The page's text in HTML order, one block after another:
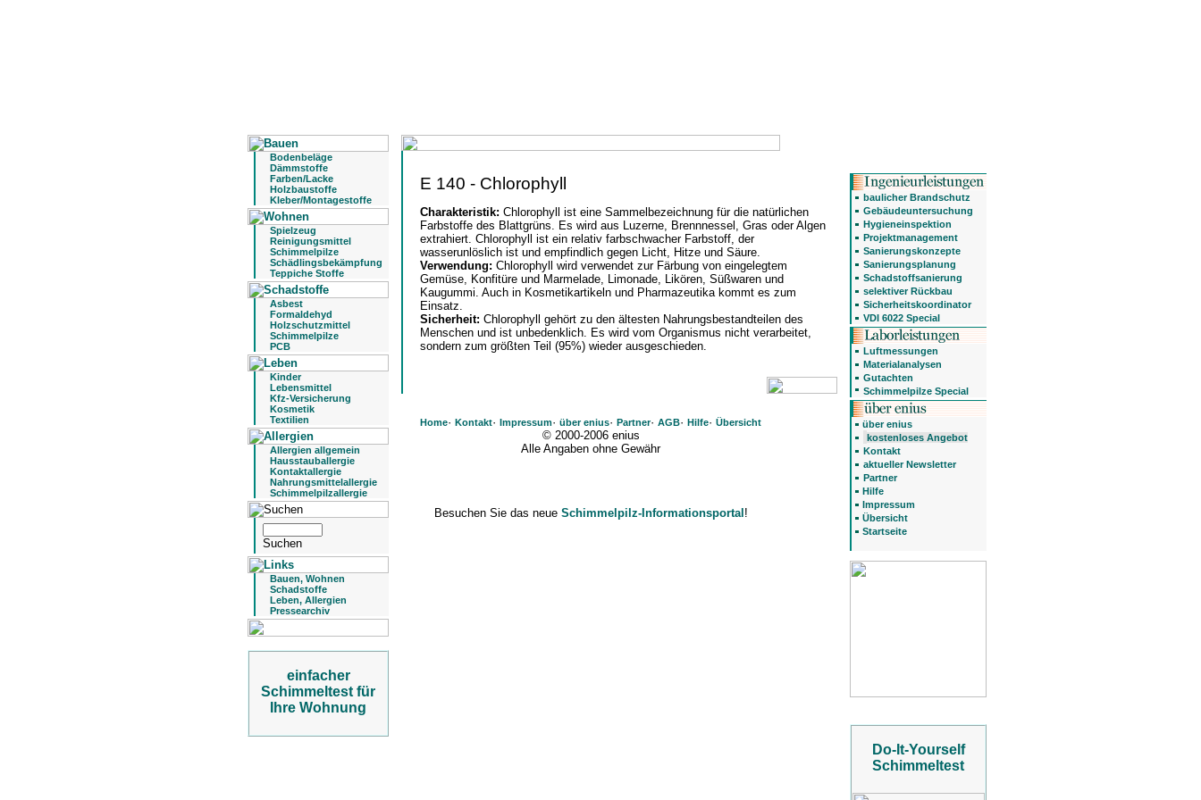
Bodenbeläge
Dämmstoffe
Farben/Lacke
Holzbaustoffe
Kleber/Montagestoffe
Spielzeug
Reinigungsmittel
Schimmelpilze
Schädlingsbekämpfung
Teppiche Stoffe
Asbest
Formaldehyd
Holzschutzmittel
Schimmelpilze
PCB
Kinder
Lebensmittel
Kfz-Versicherung
Kosmetik
Textilien
Allergien allgemein
Hausstauballergie
Kontaktallergie
Nahrungsmittelallergie
Schimmelpilzallergie
Bauen, Wohnen
Schadstoffe
Leben, Allergien
Pressearchiv
einfacher
Schimmeltest für
Ihre Wohnung
E 140 - Chlorophyll
Charakteristik: Chlorophyll ist eine Sammelbezeichnung für die natürlichen
Farbstoffe des Blattgrüns. Es wird aus Luzerne, Brennnessel, Gras oder Algen
extrahiert. Chlorophyll ist ein relativ farbschwacher Farbstoff, der
wasserunlöslich ist und empfindlich gegen Licht, Hitze und Säure.
Verwendung: Chlorophyll wird verwendet zur Färbung von eingelegtem
Gemüse, Konfitüre und Marmelade, Limonade, Likören, Süßwaren und
Kaugummi. Auch in Kosmetikartikeln und Pharmazeutika kommt es zum
Einsatz.
Sicherheit: Chlorophyll gehört zu den ältesten Nahrungsbestandteilen des
Menschen und ist unbedenklich. Es wird vom Organismus nicht verarbeitet,
sondern zum größten Teil (95%) wieder ausgeschieden.
Home· Kontakt· Impressum· über enius· Partner· AGB· Hilfe· Übersicht
© 2000-2006 enius
Alle Angaben ohne Gewähr
Besuchen Sie das neue Schimmelpilz-Informationsportal!
baulicher Brandschutz
Gebäudeuntersuchung
Hygieneinspektion
Projektmanagement
Sanierungskonzepte
Sanierungsplanung
Schadstoffsanierung
selektiver Rückbau
Sicherheitskoordinator
VDI 6022 Special
Luftmessungen
Materialanalysen
Gutachten
Schimmelpilze Special
über enius
kostenloses Angebot
Kontakt
aktueller Newsletter
Partner
Hilfe
Impressum
Übersicht
Startseite
Do-It-Yourself
Schimmeltest